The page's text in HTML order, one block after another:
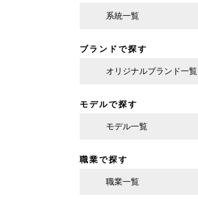
系統一覧
ブランドで探す
オリジナルブランド一覧
モデルで探す
モデル一覧
職業で探す
職業一覧